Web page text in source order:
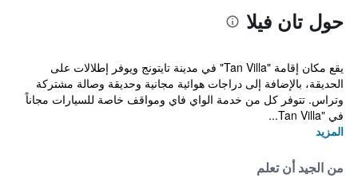
حول تان فيلا
يقع مكان إقامة "Tan Villa" في مدينة تايتونج ويوفر إطلالات على
الحديقة، بالإضافة إلى دراجات هوائية مجانية وحديقة وصالة مشتركة
وتراس. تتوفر كل من خدمة الواي فاي ومواقف خاصة للسيارات مجاناً
في "Tan Villa...
المزيد
من الجيد أن تعلم